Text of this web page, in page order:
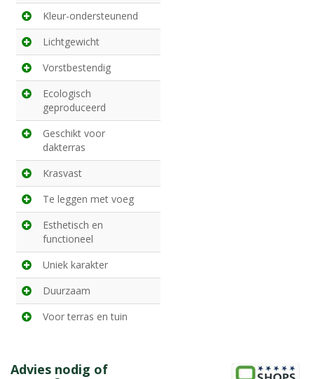
Kleur-ondersteunend
Lichtgewicht
Vorstbestendig
Ecologisch
geproduceerd
Geschikt voor
dakterras
Krasvast
Te leggen met voeg
Esthetisch en
functioneel
Uniek karakter
Duurzaam
Voor terras en tuin
Advies nodig of